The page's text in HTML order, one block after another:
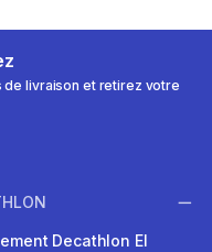
de livraison et retirez votre
Decathlon El